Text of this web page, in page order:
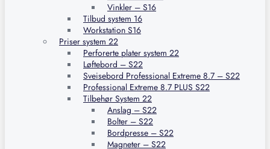
Vinkler – S16
Tilbud system 16
Workstation S16
Priser system 22
Perforerte plater system 22
Løftebord – S22
Sveisebord Professional Extreme 8.7 – S22
Professional Extreme 8.7 PLUS S22
Tilbehør System 22
Anslag – S22
Bolter – S22
Bordpresse – S22
Magneter – S22